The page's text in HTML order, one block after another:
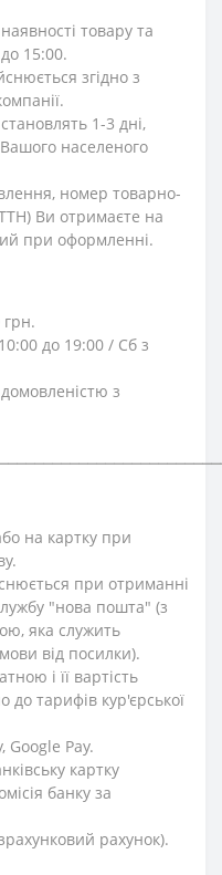
товару та
15:00.
згідно з
1-3 дні,
населеного
номер товарно-
Ви отримаєте на
при оформленні.
грн.
до 19:00 / Сб з
з
на картку при
при отриманні
"нова пошта" (з
яка служить
від посилки).
і її вартість
до тарифів кур'єрської
Google Pay.
картку
банку за
рахунок).